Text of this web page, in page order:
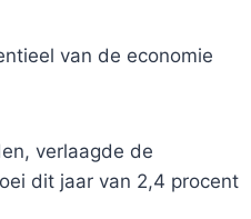
van de economie
verlaagde de
dit jaar van 2,4 procent